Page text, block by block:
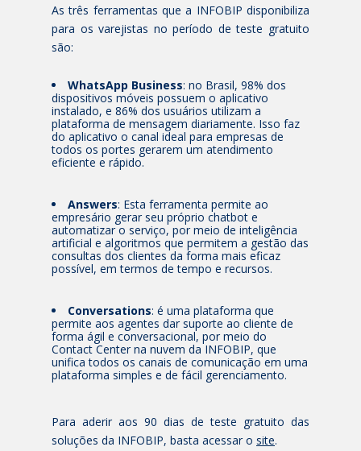
As três ferramentas que a INFOBIP disponibiliza
para os varejistas no período de teste gratuito
são:
WhatsApp Business: no Brasil, 98% dos
dispositivos móveis possuem o aplicativo
instalado, e 86% dos usuários utilizam a
plataforma de mensagem diariamente. Isso faz
do aplicativo o canal ideal para empresas de
todos os portes gerarem um atendimento
eficiente e rápido.
Answers: Esta ferramenta permite ao
empresário gerar seu próprio chatbot e
automatizar o serviço, por meio de inteligência
artificial e algoritmos que permitem a gestão das
consultas dos clientes da forma mais eficaz
possível, em termos de tempo e recursos.
Conversations: é uma plataforma que
permite aos agentes dar suporte ao cliente de
forma ágil e conversacional, por meio do
Contact Center na nuvem da INFOBIP, que
unifica todos os canais de comunicação em uma
plataforma simples e de fácil gerenciamento.
Para aderir aos 90 dias de teste gratuito das
soluções da INFOBIP, basta acessar o site.